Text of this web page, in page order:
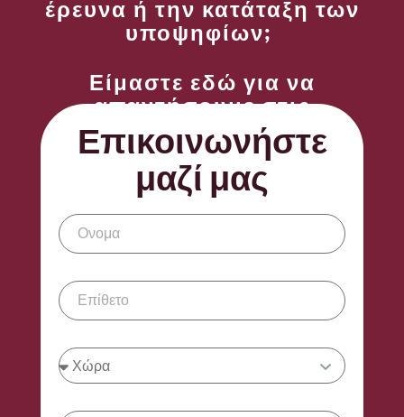
έρευνα ή την κατάταξη των
υποψηφίων;
Είμαστε εδώ για να
απαντήσουμε στις
ερωτήσεις σας.
Επικοινωνήστε
μαζί μας